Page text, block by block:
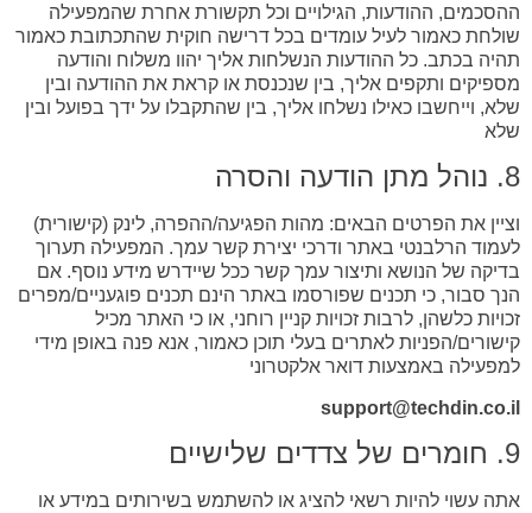
ההסכמים, ההודעות, הגילויים וכל תקשורת אחרת שהמפעילה
שולחת כאמור לעיל עומדים בכל דרישה חוקית שהתכתובת כאמור
תהיה בכתב. כל ההודעות הנשלחות אליך יהוו משלוח והודעה
מספיקים ותקפים אליך, בין שנכנסת או קראת את ההודעה ובין
שלא, וייחשבו כאילו נשלחו אליך, בין שהתקבלו על ידך בפועל ובין
שלא
8. נוהל מתן הודעה והסרה
וציין את הפרטים הבאים: מהות הפגיעה/ההפרה, לינק (קישורית)
לעמוד הרלבנטי באתר ודרכי יצירת קשר עמך. המפעילה תערוך
בדיקה של הנושא ותיצור עמך קשר ככל שיידרש מידע נוסף. אם
הנך סבור, כי תכנים שפורסמו באתר הינם תכנים פוגעניים/מפרים
זכויות כלשהן, לרבות זכויות קניין רוחני, או כי האתר מכיל
קישורים/הפניות לאתרים בעלי תוכן כאמור, אנא פנה באופן מידי
למפעילה באמצעות דואר אלקטרוני
support@techdin.co.il
9. חומרים של צדדים שלישיים
אתה עשוי להיות רשאי להציג או להשתמש בשירותים במידע או